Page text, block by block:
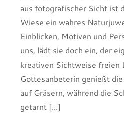
aus fotografischer Sicht ist
Wiese ein wahres
Einblicken, Motiven und
uns, lädt sie doch ein, der
kreativen Sichtweise freien
Gottesanbeterin genießt
auf Gräsern, während die
getarnt [...]